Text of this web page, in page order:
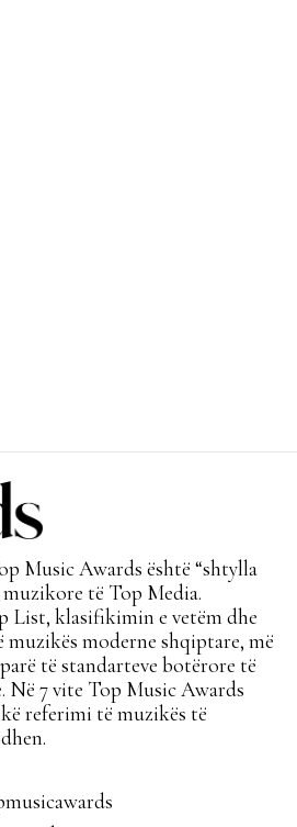
Music Awards është “shtylla
të Top Media.
List, klasifikimin e vetëm dhe
moderne shqiptare, më
të standarteve botërore të
Në 7 vite Top Music Awards
referimi të muzikës të